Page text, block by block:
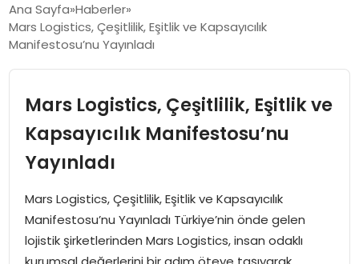
EKONOMI
EĞITIM
SPOR
GÜNDEM
Ana Sayfa Haberler
Mars Logistics, Çeşitlilik, Eşitlik ve Kapsayıcılık
Manifestosu’nu Yayınladı
Mars Logistics, Çeşitlilik, Eşitlik ve
Kapsayıcılık Manifestosu’nu
Yayınladı
Mars Logistics, Çeşitlilik, Eşitlik ve Kapsayıcılık
Manifestosu’nu Yayınladı Türkiye’nin önde gelen
lojistik şirketlerinden Mars Logistics, insan odaklı